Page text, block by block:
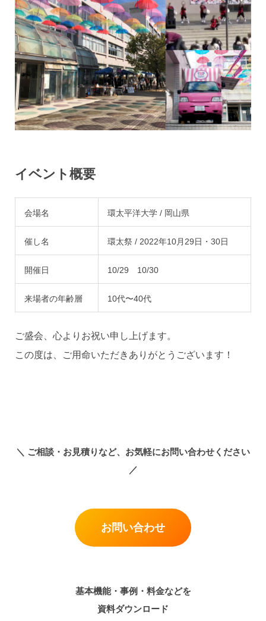
イベント概要
会場名 環太平洋大学 / 岡山県
催し名 環太祭 / 2022年10月29日・30日
開催日 10/29 10/30
来場者の年齢層 10代〜40代
ご盛会、心よりお祝い申し上げます。
この度は、ご用命いただきありがとうございます！
＼ ご相談・お見積りなど、お気軽にお問い合わせください
／
お問い合わせ
基本機能・事例・料金などを
資料ダウンロード